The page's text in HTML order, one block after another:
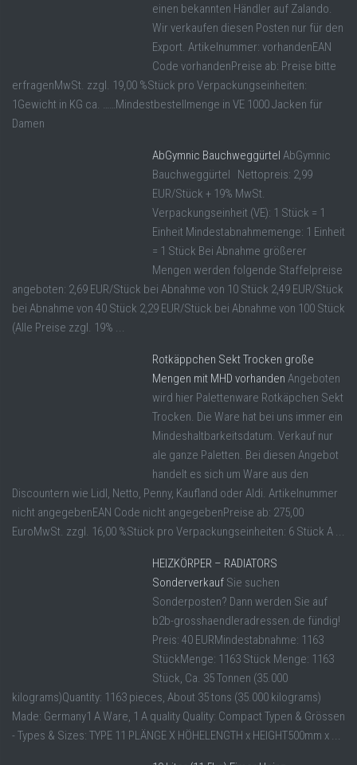
einen bekannten Händler auf Zalando.
Wir verkaufen diesen Posten nur für den
Export. Artikelnummer: vorhandenEAN
Code vorhandenPreise ab: Preise bitte
erfragenMwSt. zzgl. 19,00 %Stück pro Verpackungseinheiten:
1Gewicht in KG ca. ……Mindestbestellmenge in VE 1000 Jacken für
Damen
AbGymnic Bauchweggürtel AbGymnic
Bauchweggürtel Nettopreis: 2,99
EUR/Stück + 19% MwSt.
Verpackungseinheit (VE): 1 Stück = 1
Einheit Mindestabnahmemenge: 1 Einheit
= 1 Stück Bei Abnahme größerer
Mengen werden folgende Staffelpreise
angeboten: 2,69 EUR/Stück bei Abnahme von 10 Stück 2,49 EUR/Stück
bei Abnahme von 40 Stück 2,29 EUR/Stück bei Abnahme von 100 Stück
(Alle Preise zzgl. 19% ...
Rotkäppchen Sekt Trocken große
Mengen mit MHD vorhanden Angeboten
wird hier Palettenware Rotkäpchen Sekt
Trocken. Die Ware hat bei uns immer ein
Mindeshaltbarkeitsdatum. Verkauf nur
ale ganze Paletten. Bei diesen Angebot
handelt es sich um Ware aus den
Discountern wie Lidl, Netto, Penny, Kaufland oder Aldi. Artikelnummer
nicht angegebenEAN Code nicht angegebenPreise ab: 275,00
EuroMwSt. zzgl. 16,00 %Stück pro Verpackungseinheiten: 6 Stück A ...
HEIZKÖRPER – RADIATORS
Sonderverkauf Sie suchen
Sonderposten? Dann werden Sie auf
b2b-grosshaendleradressen.de fündig!
Preis: 40 EURMindestabnahme: 1163
StückMenge: 1163 Stück Menge: 1163
Stück, Ca. 35 Tonnen (35.000
kilograms)Quantity: 1163 pieces, About 35 tons (35.000 kilograms)
Made: Germany1 A Ware, 1 A quality Quality: Compact Typen & Grössen
- Types & Sizes: TYPE 11 PLÄNGE X HÖHELENGTH x HEIGHT500mm x ...